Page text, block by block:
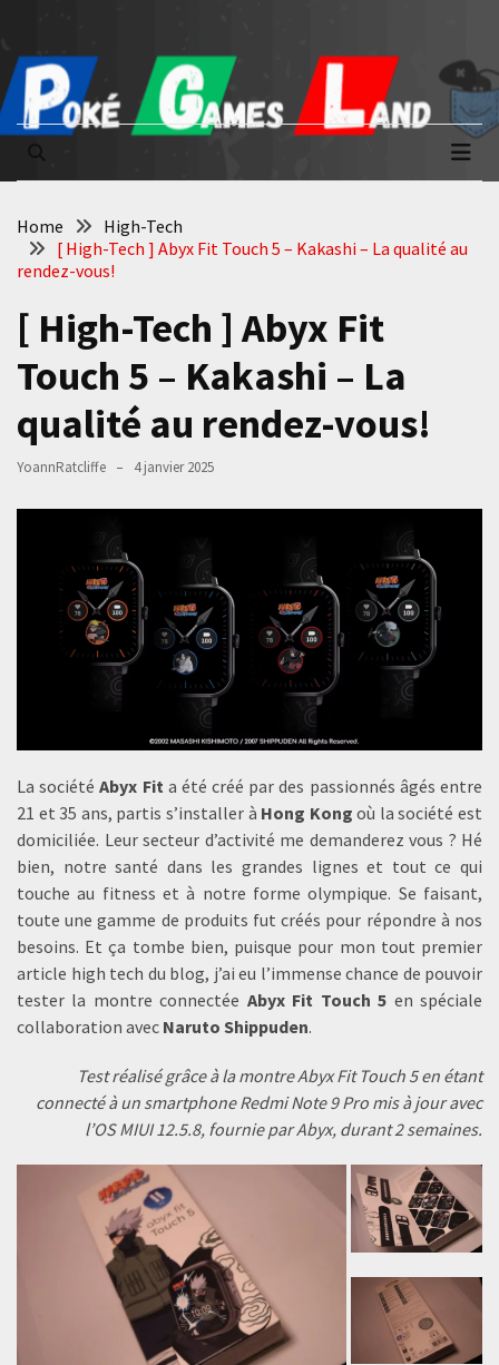
content
content
Poké Games
La passion du jeu vidéo
Home
High-Tech
[ High-Tech ] Abyx Fit Touch 5 – Kakashi – La qualité au
rendez-vous!
[ High-Tech ] Abyx Fit
Touch 5 – Kakashi – La
qualité au rendez-vous!
YoannRatcliffe 4 janvier 2025
La sociétéAbyx Fit a été créé par des passionnés âgés entre
21 et 35 ans, partis s’installer à Hong Kong où la société est
domiciliée. Leur secteur d’activité me demanderez vous ? Hé
bien, notre santé dans les grandes lignes et tout ce qui
touche au fitness et à notre forme olympique. Se faisant,
toute une gamme de produits fut créés pour répondre à nos
besoins. Et ça tombe bien, puisque pour mon tout premier
article high tech du blog, j’ai eu l’immense chance de pouvoir
tester la montre connectée Abyx Fit Touch 5 en spéciale
collaboration avec Naruto Shippuden.
Test réalisé grâce à la montre Abyx Fit Touch 5 en étant
connecté à un smartphone Redmi Note 9 Pro mis à jour avec
l’OS MIUI 12.5.8, fournie par Abyx, durant 2 semaines.